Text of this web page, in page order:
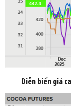
Diễn biến giá